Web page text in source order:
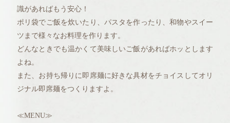
識があればもう安心！
ポリ袋でご飯を炊いたり、パスタを作ったり、和物やスイー
ツまで様々なお料理を作ります。
どんなときでも温かくて美味しいご飯があればホッとします
よね。
また、お持ち帰りに即席麺に好きな具材をチョイスしてオリ
ジナル即席麺をつくりますよ。
≪MENU≫